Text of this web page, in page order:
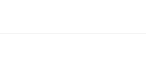
對高齡化社會與醫療科技快速發展趨